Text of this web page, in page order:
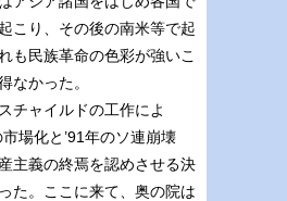
こり、その後の南米等で起
も民族革命の色彩が強いこ
なかった。
チャイルドの工作によ
場化と’91年のソ連崩壊
主義の終焉を認めさせる決
た。ここに来て、奥の院は